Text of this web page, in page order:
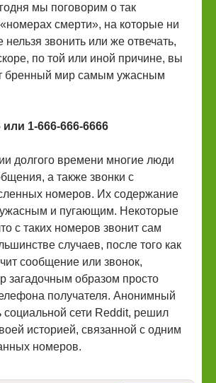
мы поговорим о так
смерти», на которые ни
нельзя звонить или же отвечать,
по той или иной причине, вы
бренный мир самым ужасным
или 1-666-666-6666
долгого времени многие люди
а также звонки с
номеров. Их содержание
и пугающим. Некоторые
с таких номеров звонит сам
случаев, после того как
сообщение или звонок,
загадочным образом просто
получателя. Анонимный
социальной сети Reddit, решил
историей, связанной с одним
номеров.